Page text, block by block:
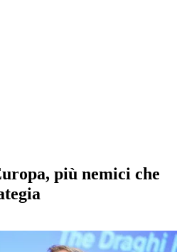
più nemici che